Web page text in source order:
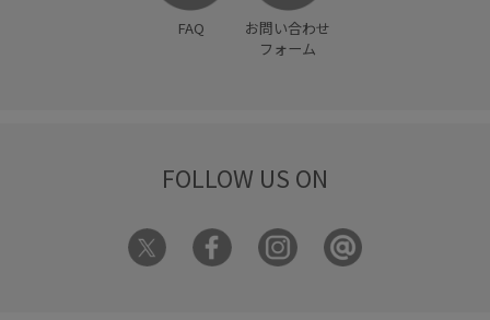
FAQ
お問い合わせ
フォーム
FOLLOW US ON